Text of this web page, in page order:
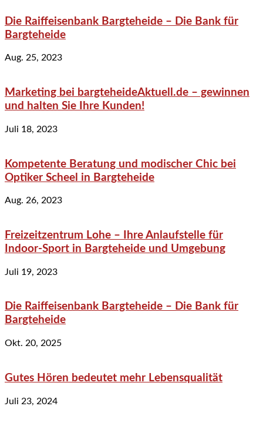
Die Raiffeisenbank Bargteheide – Die Bank für
Bargteheide
Aug. 25, 2023
Marketing bei bargteheideAktuell.de – gewinnen
und halten Sie Ihre Kunden!
Juli 18, 2023
Kompetente Beratung und modischer Chic bei
Optiker Scheel in Bargteheide
Aug. 26, 2023
Freizeitzentrum Lohe – Ihre Anlaufstelle für
Indoor-Sport in Bargteheide und Umgebung
Juli 19, 2023
Die Raiffeisenbank Bargteheide – Die Bank für
Bargteheide
Okt. 20, 2025
Gutes Hören bedeutet mehr Lebensqualität
Juli 23, 2024